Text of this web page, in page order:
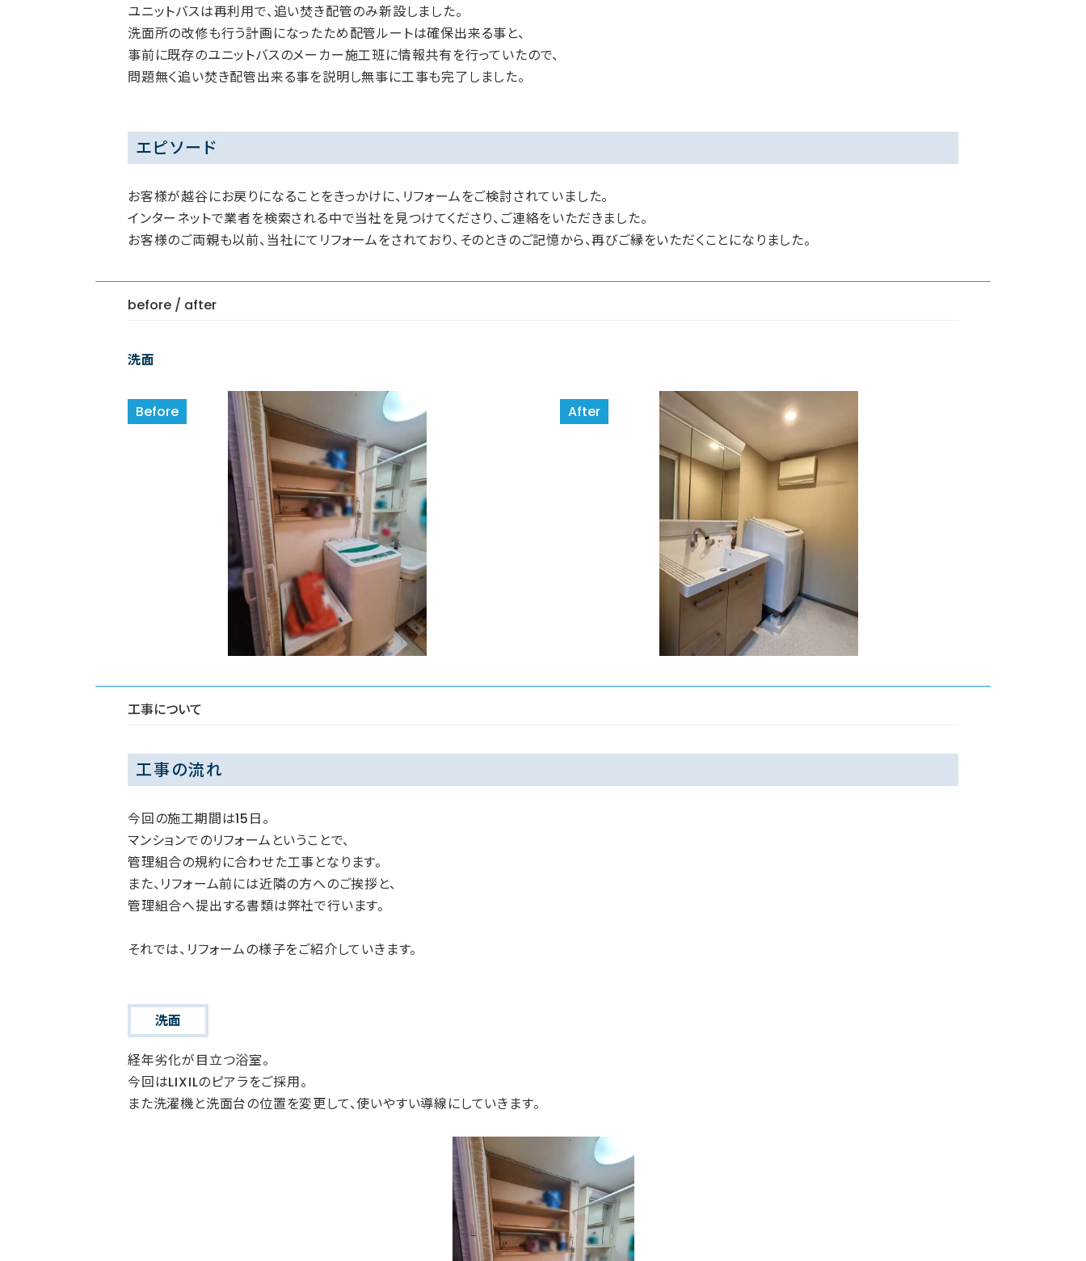
ユニットバスは再利用で、追い焚き配管のみ新設しました。
洗面所の改修も行う計画になったため配管ルートは確保出来る事と、
事前に既存のユニットバスのメーカー施工班に情報共有を行っていたので、
問題無く追い焚き配管出来る事を説明し無事に工事も完了しました。
エピソード
お客様が越谷にお戻りになることをきっかけに、リフォームをご検討されていました。
インターネットで業者を検索される中で当社を見つけてくださり、ご連絡をいただきました。
お客様のご両親も以前、当社にてリフォームをされており、そのときのご記憶から、再びご縁をいただくことになりました。
before / after
洗面
工事について
工事の流れ
今回の施工期間は15日。
マンションでのリフォームということで、
管理組合の規約に合わせた工事となります。
また、リフォーム前には近隣の方へのご挨拶と、
管理組合へ提出する書類は弊社で行います。
それでは、リフォームの様子をご紹介していきます。
洗面
経年劣化が目立つ浴室。
今回はLIXILのピアラをご採用。
また洗濯機と洗面台の位置を変更して、使いやすい導線にしていきます。